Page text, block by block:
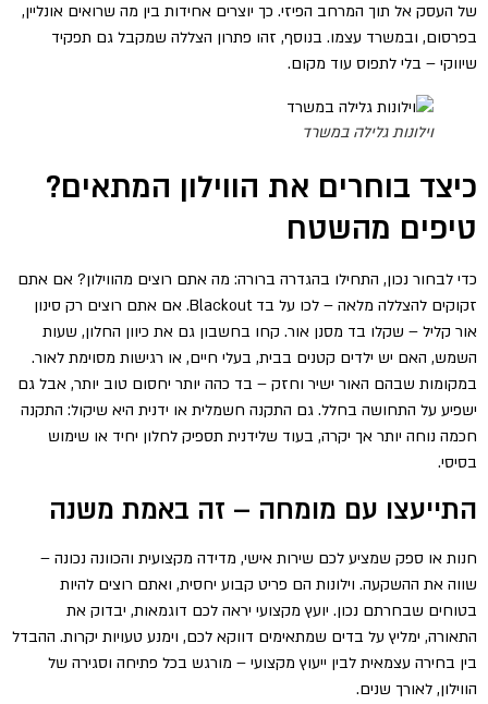
של העסק אל תוך המרחב הפיזי. כך יוצרים אחידות בין מה שרואים אונליין,
בפרסום, ובמשרד עצמו. בנוסף, זהו פתרון הצללה שמקבל גם תפקיד
שיווקי – בלי לתפוס עוד מקום.
וילונות גלילה במשרד
כיצד בוחרים את הווילון המתאים?
טיפים מהשטח
כדי לבחור נכון, התחילו בהגדרה ברורה: מה אתם רוצים מהווילון? אם אתם
זקוקים להצללה מלאה – לכו על בד Blackout. אם אתם רוצים רק סינון
אור קליל – שקלו בד מסנן אור. קחו בחשבון גם את כיוון החלון, שעות
השמש, האם יש ילדים קטנים בבית, בעלי חיים, או רגישות מסוימת לאור.
במקומות שבהם האור ישיר וחזק – בד כהה יותר יחסום טוב יותר, אבל גם
ישפיע על התחושה בחלל. גם התקנה חשמלית או ידנית היא שיקול: התקנה
חכמה נוחה יותר אך יקרה, בעוד שלידנית תספיק לחלון יחיד או שימוש
בסיסי.
התייעצו עם מומחה – זה באמת משנה
חנות או ספק שמציע לכם שירות אישי, מדידה מקצועית והכוונה נכונה –
שווה את ההשקעה. וילונות הם פריט קבוע יחסית, ואתם רוצים להיות
בטוחים שבחרתם נכון. יועץ מקצועי יראה לכם דוגמאות, יבדוק את
התאורה, ימליץ על בדים שמתאימים דווקא לכם, וימנע טעויות יקרות. ההבדל
בין בחירה עצמאית לבין ייעוץ מקצועי – מורגש בכל פתיחה וסגירה של
הווילון, לאורך שנים.